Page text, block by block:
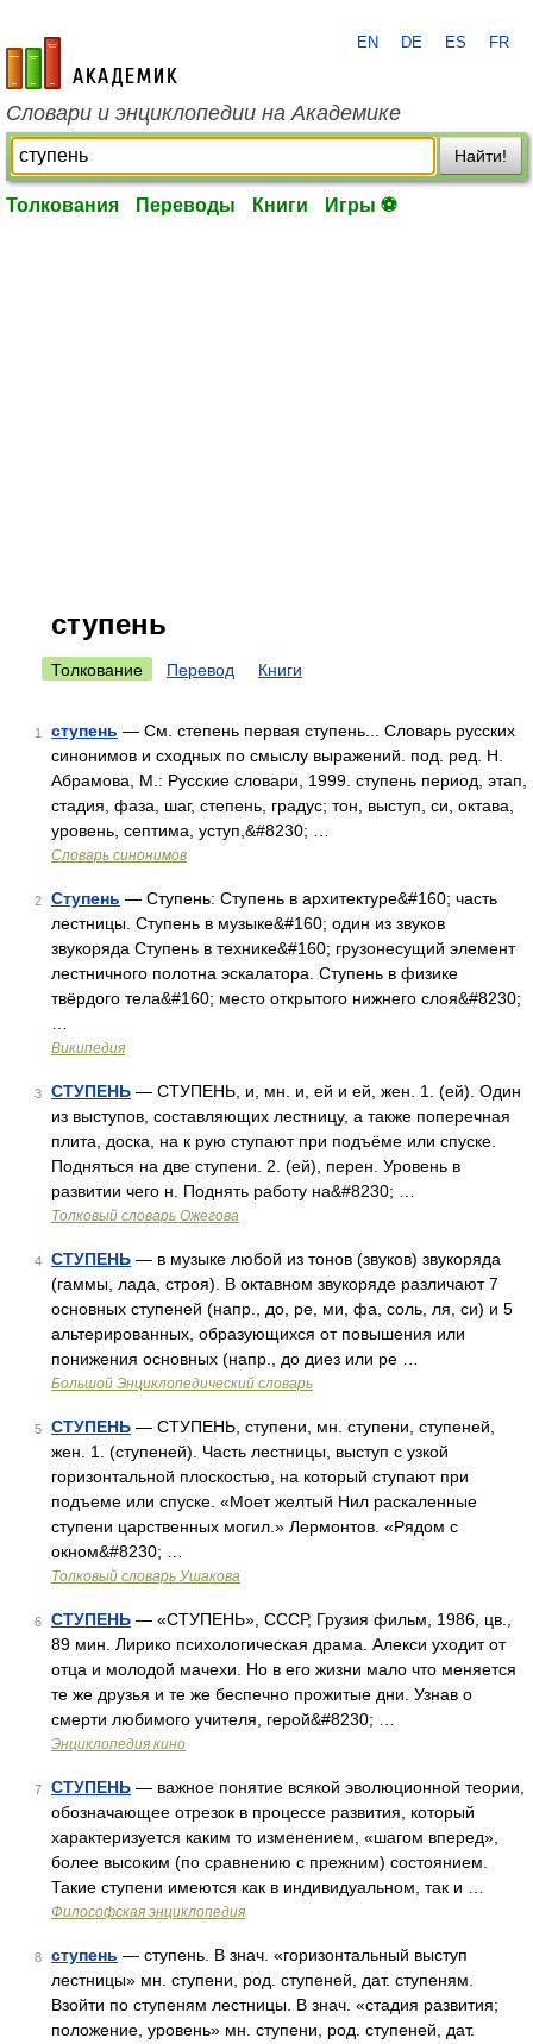
academic.ru
EN DE ES FR
Словари и энциклопедии на Академике
Найти!
Толкования Переводы Книги Игры ⚽
ступень
Толкование Перевод Книги
1 ступень — См. степень первая ступень... Словарь русских
синонимов и сходных по смыслу выражений. под. ред. Н.
Абрамова, М.: Русские словари, 1999. ступень период, этап,
стадия, фаза, шаг, степень, градус; тон, выступ, си, октава,
уровень, септима, уступ,&#8230; …
Словарь синонимов
2 Ступень — Ступень: Ступень в архитектуре&#160; часть
лестницы. Ступень в музыке&#160; один из звуков
звукоряда Ступень в технике&#160; грузонесущий элемент
лестничного полотна эскалатора. Ступень в физике
твёрдого тела&#160; место открытого нижнего слоя&#8230;
Википедия
3 СТУПЕНЬ — СТУПЕНЬ, и, мн. и, ей и ей, жен. 1. (ей). Один
из выступов, составляющих лестницу, а также поперечная
плита, доска, на к рую ступают при подъёме или спуске.
Подняться на две ступени. 2. (ей), перен. Уровень в
развитии чего н. Поднять работу на&#8230; …
Толковый словарь Ожегова
4 СТУПЕНЬ — в музыке любой из тонов (звуков) звукоряда
(гаммы, лада, строя). В октавном звукоряде различают 7
основных ступеней (напр., до, ре, ми, фа, соль, ля, си) и 5
альтерированных, образующихся от повышения или
понижения основных (напр., до диез или ре …
Большой Энциклопедический словарь
5 СТУПЕНЬ — СТУПЕНЬ, ступени, мн. ступени, ступеней,
жен. 1. (ступеней). Часть лестницы, выступ с узкой
горизонтальной плоскостью, на который ступают при
подъеме или спуске. «Моет желтый Нил раскаленные
ступени царственных могил.» Лермонтов. «Рядом с
окном&#8230; …
Толковый словарь Ушакова
6 СТУПЕНЬ — «СТУПЕНЬ», СССР, Грузия фильм, 1986, цв.,
89 мин. Лирико психологическая драма. Алекси уходит от
отца и молодой мачехи. Но в его жизни мало что меняется
те же друзья и те же беспечно прожитые дни. Узнав о
смерти любимого учителя, герой&#8230; …
Энциклопедия кино
7 СТУПЕНЬ — важное понятие всякой эволюционной теории,
обозначающее отрезок в процессе развития, который
характеризуется каким то изменением, «шагом вперед»,
более высоким (по сравнению с прежним) состоянием.
Такие ступени имеются как в индивидуальном, так и …
Философская энциклопедия
8 ступень — ступень. В знач. «горизонтальный выступ
лестницы» мн. ступени, род. ступеней, дат. ступеням.
Взойти по ступеням лестницы. В знач. «стадия развития;
положение, уровень» мн. ступени, род. ступеней, дат.